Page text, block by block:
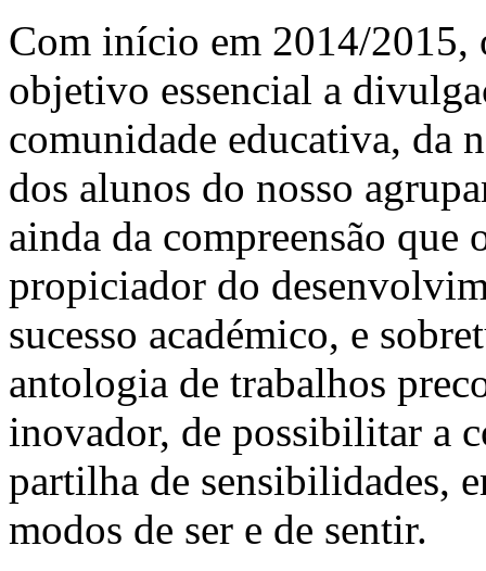
Com início em 2014/
objetivo essencial a
comunidade educativa, da
dos alunos do nosso
ainda da compreensão que
propiciador do
sucesso académico, e
antologia de trabalhos
inovador, de possibilitar a
partilha de sensibilidades,
modos de ser e de sentir.